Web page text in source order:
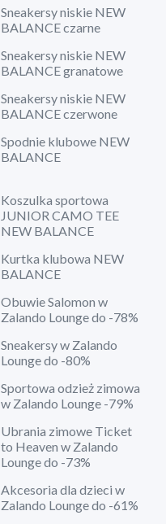
Sneakersy niskie NEW
BALANCE czarne
Sneakersy niskie NEW
BALANCE granatowe
Sneakersy niskie NEW
BALANCE czerwone
Spodnie klubowe NEW
BALANCE
Koszulka sportowa
JUNIOR CAMO TEE
NEW BALANCE
Kurtka klubowa NEW
BALANCE
Obuwie Salomon w
Zalando Lounge do -78%
Sneakersy w Zalando
Lounge do -80%
Sportowa odzież zimowa
w Zalando Lounge -79%
Ubrania zimowe Ticket
to Heaven w Zalando
Lounge do -73%
Akcesoria dla dzieci w
Zalando Lounge do -61%